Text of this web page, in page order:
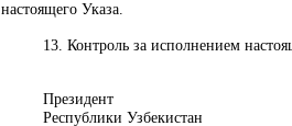
настоящего Указа.
13. Контроль за исполнением
Президент
Республики